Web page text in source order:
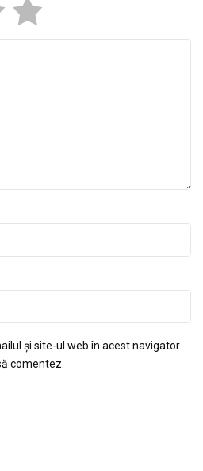
și site-ul web în acest navigator
comentez.